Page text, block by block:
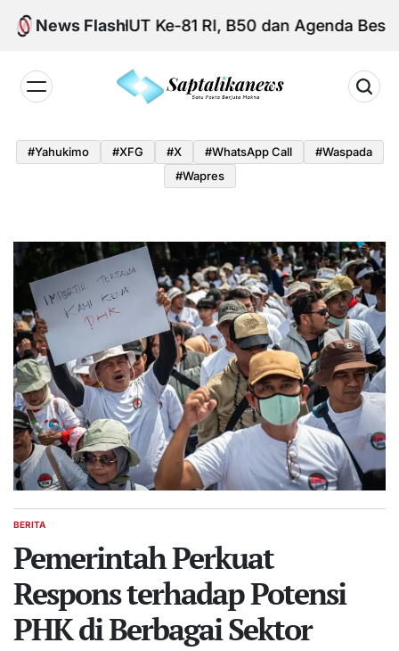
Skip
News Flash
HUT Ke-81 RI, B50 dan Agenda Besar
#yahukimo #XFG #x #WhatsApp Call
#waspada
#Wapres
POSTED
BERITA
Pemerintah Perkuat
Respons terhadap Potensi
PHK di Berbagai Sektor